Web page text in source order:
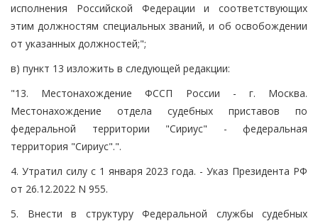
исполнения Российской Федерации и соответствующих
этим должностям специальных званий, и об освобождении
от указанных должностей;";
в) пункт 13 изложить в следующей редакции:
"13. Местонахождение ФССП России - г. Москва.
Местонахождение отдела судебных приставов по
федеральной территории "Сириус" - федеральная
территория "Сириус".".
4. Утратил силу с 1 января 2023 года. - Указ Президента РФ
от 26.12.2022 N 955.
5. Внести в структуру Федеральной службы судебных